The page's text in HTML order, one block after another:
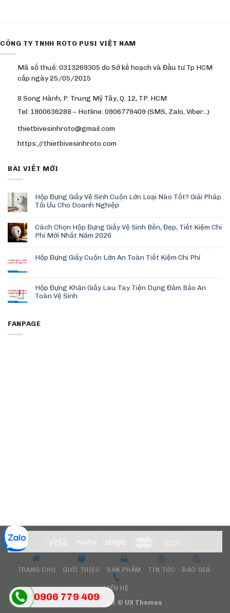
0906 779 409
CÔNG TY TNHH ROTO PUSI VIỆT NAM
Mã số thuế: 0313269305 do Sở kế hoạch và Đầu tư Tp HCM
cấp ngày 25/05/2015
8 Song Hành, P. Trung Mỹ Tây, Q. 12, TP. HCM
Tel: 1900636288 – Hotline: 0906779409 (SMS, Zalo, Viber…)
thietbivesinhroto@gmail.com
https://thietbivesinhroto.com
BÀI VIẾT MỚI
Hộp Đựng Giấy Vệ Sinh Cuộn Lớn Loại Nào Tốt? Giải Pháp
Tối Ưu Cho Doanh Nghiệp
Cách Chọn Hộp Đựng Giấy Vệ Sinh Bền, Đẹp, Tiết Kiệm Chi
Phí Mới Nhất Năm 2026
Hộp Đựng Giấy Cuộn Lớn An Toàn Tiết Kiệm Chi Phí
Hộp Đựng Khăn Giấy Lau Tay Tiện Dụng Đảm Bảo An
Toàn Vệ Sinh
FANPAGE
TRANG CHỦ GIỚI THIỆU SẢN PHẨM TIN TỨC BÁO GIÁ
LIÊN HỆ
Copyright 2026 © UX Themes